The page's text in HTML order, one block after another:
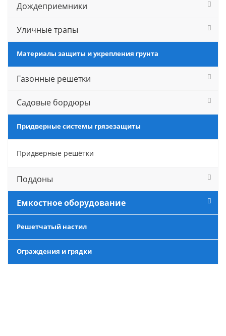
Дождеприемники
Уличные трапы
Материалы защиты и укрепления грунта
Газонные решетки
Садовые бордюры
Придверные системы грязезащиты
Придверные решётки
Поддоны
Емкостное оборудование
Решетчатый настил
Ограждения и грядки